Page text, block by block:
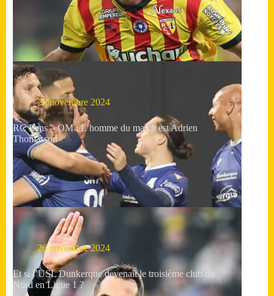
26 novembre 2024
RC Lens – OM : L’homme du match est Adrien
Thomasson
26 novembre 2024
Et si l’USL Dunkerque devenait le troisième club du
Nord en Ligue 1 ?